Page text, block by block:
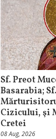
Sf. Preot
Basarabia;
Cizicului, şi
Cretei
08 Aug, 2026